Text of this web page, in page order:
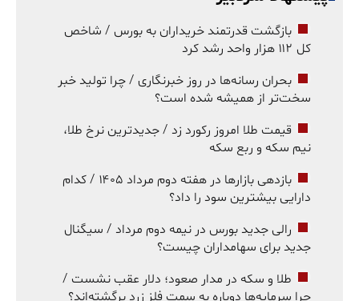
بازگشت قدرتمند خریداران به بورس / شاخص
کل ۱۱۲ هزار واحد رشد کرد
بحران رسانه‌ها در روز خبرنگاری / چرا تولید خبر
سخت‌تر از همیشه شده است؟
قیمت طلا امروز رکورد زد / جدیدترین نرخ طلا،
نیم سکه و ربع سکه
بازدهی بازارها در هفته دوم مرداد ۱۴۰۵ / کدام
دارایی بیشترین سود را داد؟
رالی جدید بورس در نیمه دوم مرداد / سیگنال
جدید برای سهامداران چیست؟
طلا و سکه در مدار صعود؛ دلار عقب نشست /
چرا سرمایه‌ها دوباره به سمت فلز زرد برگشته‌اند؟